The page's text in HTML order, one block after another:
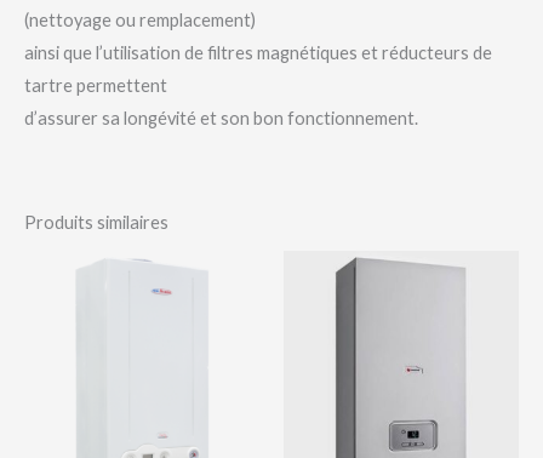
(nettoyage ou remplacement)
ainsi que l’utilisation de filtres magnétiques et réducteurs de
tartre permettent
d’assurer sa longévité et son bon fonctionnement.
Produits similaires